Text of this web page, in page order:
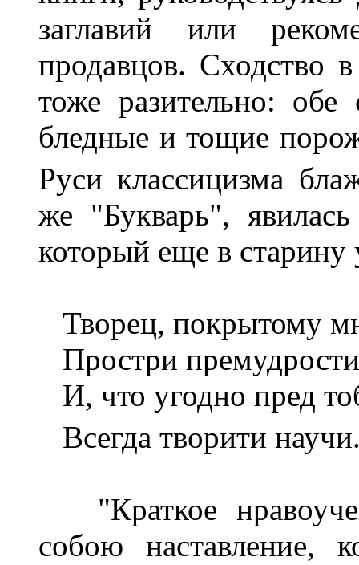
заглавий или
продавцов. Сходство
тоже разительно:
бледные и тощие
Руси классицизма
же "Букварь",
который еще в старину
Творец, покрытому
Простри
И, что угодно пред
Всегда творити
"Краткое
собою наставление,